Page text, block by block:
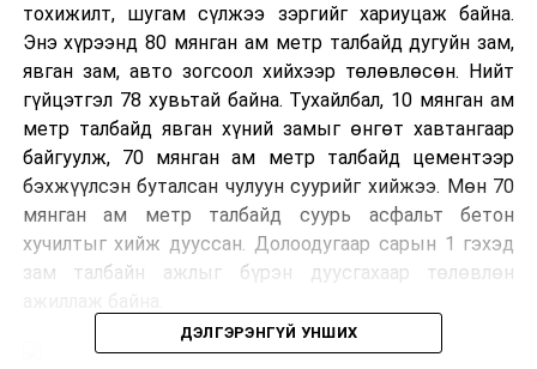
тохижилт, шугам сүлжээ зэргийг хариуцаж байна.
Энэ хүрээнд 80 мянган ам метр талбайд дугуйн зам,
явган зам, авто зогсоол хийхээр төлөвлөсөн. Нийт
гүйцэтгэл 78 хувьтай байна. Тухайлбал, 10 мянган ам
метр талбайд явган хүний замыг өнгөт хавтангаар
байгуулж, 70 мянган ам метр талбайд цементээр
бэхжүүлсэн буталсан чулуун суурийг хийжээ. Мөн 70
мянган ам метр талбайд суурь асфальт бетон
хучилтыг хийж дууссан. Долоодугаар сарын 1 гэхэд
зам талбайн ажлыг бүрэн дуусгахаар төлөвлөн
ДЭЛГЭРЭНГҮЙ УНШИХ